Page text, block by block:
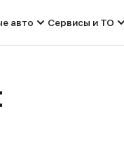
авто Сервисы и ТО